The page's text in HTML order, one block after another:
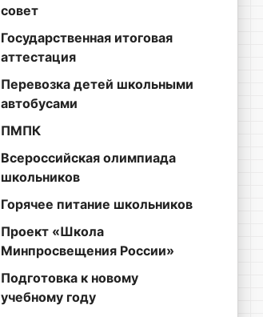
совет
Государственная итоговая
аттестация
Перевозка детей школьными
автобусами
ПМПК
Всероссийская олимпиада
школьников
Горячее питание школьников
Проект «Школа
Минпросвещения России»
Подготовка к новому
учебному году